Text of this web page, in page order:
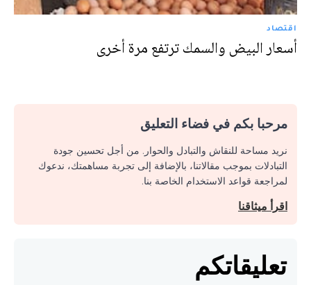
اقتصاد
أسعار البيض والسمك ترتفع مرة أخرى
مرحبا بكم في فضاء التعليق
نريد مساحة للنقاش والتبادل والحوار. من أجل تحسين جودة
التبادلات بموجب مقالاتنا، بالإضافة إلى تجربة مساهمتك، ندعوك
لمراجعة قواعد الاستخدام الخاصة بنا.
اقرأ ميثاقنا
تعليقاتكم